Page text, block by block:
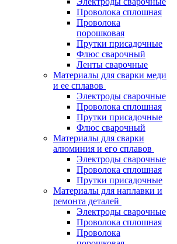
Проволока сплошная
Проволока
порошковая
Прутки присадочные
Флюс сварочный
Ленты сварочные
Материалы для сварки меди
и ее сплавов
Электроды сварочные
Проволока сплошная
Прутки присадочные
Флюс сварочный
Материалы для сварки
алюминия и его сплавов
Электроды сварочные
Проволока сплошная
Прутки присадочные
Материалы для наплавки и
ремонта деталей
Электроды сварочные
Проволока сплошная
Проволока